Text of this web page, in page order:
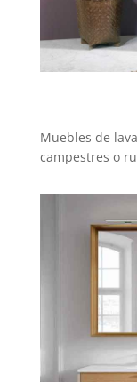
Muebles de
campestres o